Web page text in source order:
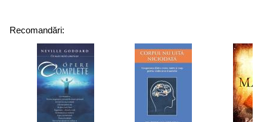
Recomandări: